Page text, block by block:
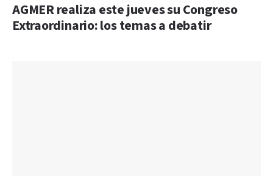
AGMER realiza este jueves su Congreso
Extraordinario: los temas a debatir